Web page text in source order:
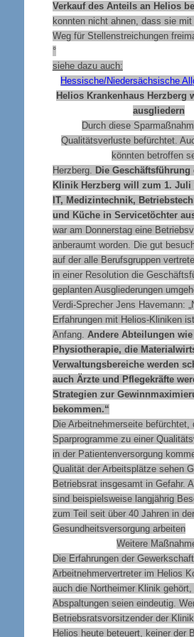
Verkauf des Anteils an Helios
konnten nicht ahnen, dass sie
Weg für Stellenstreichungen
°
siehe dazu auch:
Hessische/Niedersächsische
Helios Krankenhaus Herzberg
ausgliedern
Durch diese
Qualitätsverluste befürchtet.
könnten betroffen
Herzberg. Die Geschäftsführung
Klinik Herzberg will zum 1. Juli
IT, Medizintechnik,
und Küche in Servicetöchter
war am Donnerstag eine
anberaumt worden. Die gut
auf der alle Berufsgruppen
in einer Resolution die
geplanten Ausgliederungen
Verdi-Sprecher Jens Havemann:
Erfahrungen mit Helios-Kliniken
Anfang. Andere Abteilungen
Physiotherapie, die
Verwaltungsbereiche werden
auch Ärzte und Pflegekräfte
Strategien zur
bekommen.“
Die Arbeitnehmerseite befürchtet,
Sparprogramme zu einer
in der Patientenversorgung
Qualität der Arbeitsplätze sehen
Betriebsrat insgesamt in Gefahr.
sind beispielsweise langjährig
zum Teil seit über 40 Jahren in der
Gesundheitsversorgung arbeiten
Weitere
Die Erfahrungen der
Arbeitnehmervertreter im Helios
auch die Northeimer Klinik
Abspaltungen seien eindeutig.
Betriebsratsvorsitzender der
Helios heute beteuert, keiner der